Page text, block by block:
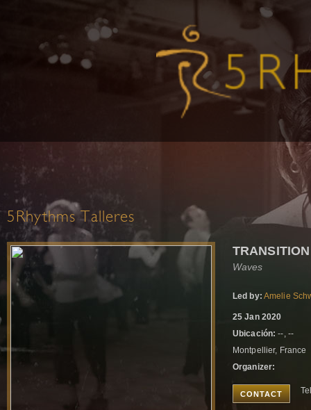
5Rhythms Talleres
TRANSITION
Waves
Led by: Amelie
25 Jan 2020
Ubicación: --, --
Montpellier, France
Organizer:
CONTACT